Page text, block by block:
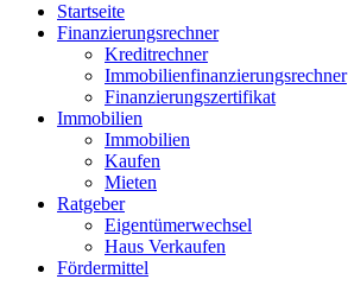
Startseite
Finanzierungsrechner
Kreditrechner
Immobilienfinanzierungsrechner
Finanzierungszertifikat
Immobilien
Immobilien
Kaufen
Mieten
Ratgeber
Eigentümerwechsel
Haus Verkaufen
Fördermittel